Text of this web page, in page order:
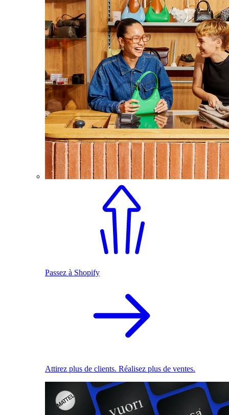
Passez à Shopify
Attirez plus de clients. Réalisez plus de ventes.